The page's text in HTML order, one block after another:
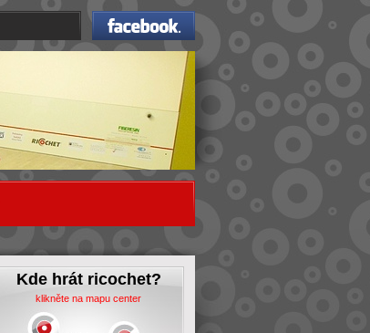
Facebook
Kde hrát ricochet?
klikněte na mapu center